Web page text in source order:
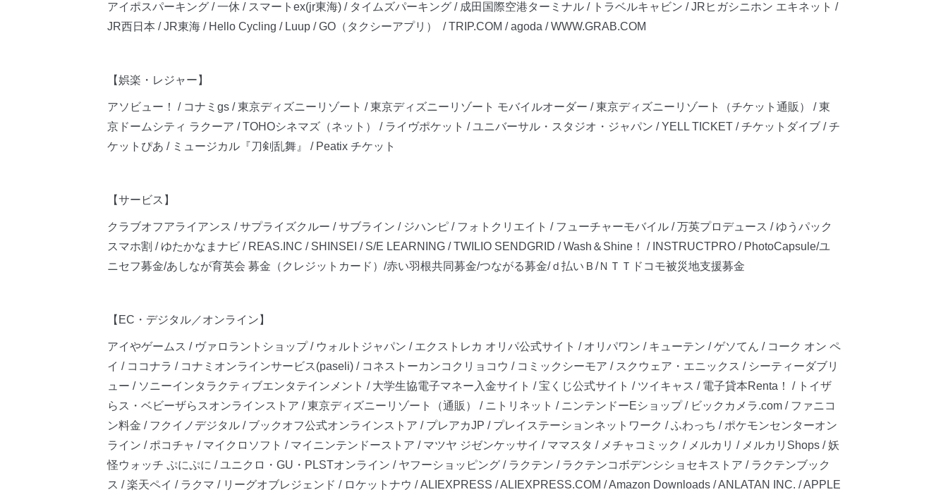
アイポスパーキング / 一休 / スマートex(jr東海) / タイムズパーキング / 成田国際空港ターミナル / トラベルキャビン / JRヒガシニホン エキネット /
JR西日本 / JR東海 / Hello Cycling / Luup / GO（タクシーアプリ） / TRIP.COM / agoda / WWW.GRAB.COM
【娯楽・レジャー】
アソビュー！ / コナミgs / 東京ディズニーリゾート / 東京ディズニーリゾート モバイルオーダー / 東京ディズニーリゾート（チケット通販） / 東
京ドームシティ ラクーア / TOHOシネマズ（ネット） / ライヴポケット / ユニバーサル・スタジオ・ジャパン / YELL TICKET / チケットダイブ / チ
ケットぴあ / ミュージカル『刀剣乱舞』 / Peatix チケット
【サービス】
クラブオフアライアンス / サプライズクルー / サブライン / ジハンピ / フォトクリエイト / フューチャーモバイル / 万英プロデュース / ゆうパック
スマホ割 / ゆたかなまナビ / REAS.INC / SHINSEI / S/E LEARNING / TWILIO SENDGRID / Wash＆Shine！ / INSTRUCTPRO / PhotoCapsule/ユ
ニセフ募金/あしなが育英会 募金（クレジットカード）/赤い羽根共同募金/つながる募金/ｄ払いＢ/ＮＴＴドコモ被災地支援募金
【EC・デジタル／オンライン】
アイやゲームス / ヴァロラントショップ / ウォルトジャパン / エクストレカ オリパ公式サイト / オリパワン / キューテン / ゲソてん / コーク オン ペ
イ / ココナラ / コナミオンラインサービス(paseli) / コネストーカンコクリョコウ / コミックシーモア / スクウェア・エニックス / シーティーダブリ
ュー / ソニーインタラクティブエンタテインメント / 大学生協電子マネー入金サイト / 宝くじ公式サイト / ツイキャス / 電子貸本Renta！ / トイザ
らス・ベビーザらスオンラインストア / 東京ディズニーリゾート（通販） / ニトリネット / ニンテンドーEショップ / ビックカメラ.com / ファニコ
ン料金 / フクイノデジタル / ブックオフ公式オンラインストア / プレアカJP / プレイステーションネットワーク / ふわっち / ポケモンセンターオン
ライン / ポコチャ / マイクロソフト / マイニンテンドーストア / マツヤ ジゼンケッサイ / ママスタ / メチャコミック / メルカリ / メルカリShops / 妖
怪ウォッチ ぷにぷに / ユニクロ・GU・PLSTオンライン / ヤフーショッピング / ラクテン / ラクテンコボデンシショセキストア / ラクテンブック
ス / 楽天ペイ / ラクマ / リーグオブレジェンド / ロケットナウ / ALIEXPRESS / ALIEXPRESS.COM / Amazon Downloads / ANLATAN INC. / APPLE